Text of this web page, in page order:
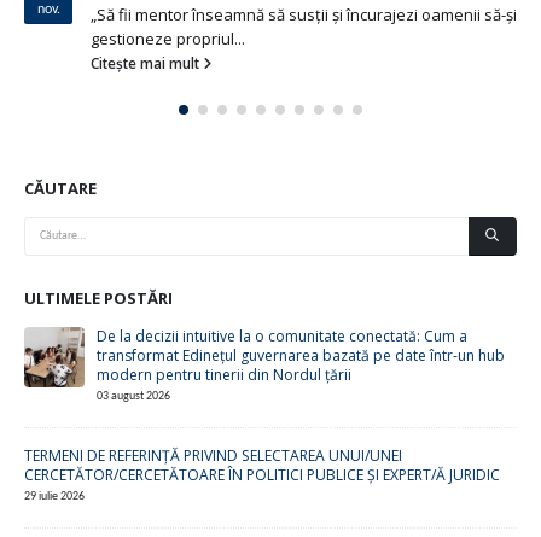
nov.
„Să fii mentor înseamnă să susții și încurajezi oamenii să-și
gestioneze propriul...
Citește mai mult
CĂUTARE
ULTIMELE POSTĂRI
De la decizii intuitive la o comunitate conectată: Cum a
transformat Edinețul guvernarea bazată pe date într-un hub
modern pentru tinerii din Nordul țării
03 august 2026
TERMENI DE REFERINȚĂ PRIVIND SELECTAREA UNUI/UNEI
CERCETĂTOR/CERCETĂTOARE ÎN POLITICI PUBLICE ȘI EXPERT/Ă JURIDIC
29 iulie 2026